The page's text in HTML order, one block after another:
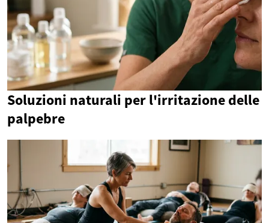
Soluzioni naturali per l'irritazione delle
palpebre